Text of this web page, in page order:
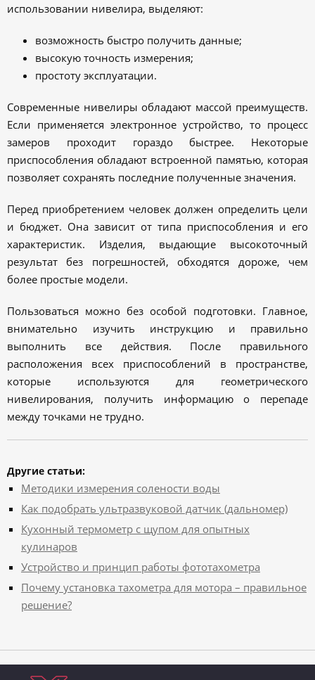
использовании нивелира, выделяют:
возможность быстро получить данные;
высокую точность измерения;
простоту эксплуатации.
Современные нивелиры обладают массой преимуществ.
Если применяется электронное устройство, то процесс
замеров проходит гораздо быстрее. Некоторые
приспособления обладают встроенной памятью, которая
позволяет сохранять последние полученные значения.
Перед приобретением человек должен определить цели
и бюджет. Она зависит от типа приспособления и его
характеристик. Изделия, выдающие высокоточный
результат без погрешностей, обходятся дороже, чем
более простые модели.
Пользоваться можно без особой подготовки. Главное,
внимательно изучить инструкцию и правильно
выполнить все действия. После правильного
расположения всех приспособлений в пространстве,
которые используются для геометрического
нивелирования, получить информацию о перепаде
между точками не трудно.
Другие статьи:
Методики измерения солености воды
Как подобрать ультразвуковой датчик (дальномер)
Кухонный термометр с щупом для опытных
кулинаров
Устройство и принцип работы фототахометра
Почему установка тахометра для мотора – правильное
решение?